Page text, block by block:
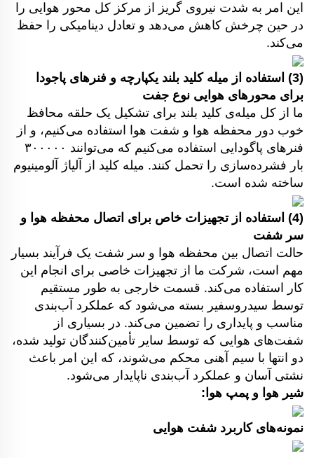
این امر به شدت نیروی گریز از مرکز کل محور هوایی را
در حین چرخش کاهش می‌دهد و تعادل دینامیکی را حفظ
می‌کند.
(3) استفاده از میله کلید بلند یکپارچه و فنرهای پاجودا
برای محورهای هوایی نوع جفت
ما از کل میله‌ی کلید بلند برای تشکیل یک حلقه محافظ
خوب دور محفظه هوا و شفت هوا استفاده می‌کنیم، و از
فنرهای پاگودایی استفاده می‌کنیم که می‌توانند ۳۰۰۰۰۰
بار فشرده‌سازی را تحمل کنند. میله کلید از آلیاژ آلومینیوم
ساخته شده است.
(4) استفاده از تجهیزات خاص برای اتصال محفظه هوا و
سر شفت
حالت اتصال بین محفظه هوا و سر شفت یک فرآیند بسیار
مهم است، شرکت ما از تجهیزات خاصی برای انجام این
کار استفاده می‌کند. قسمت خارجی به طور مستقیم
توسط سیدروسفیر بسته می‌شود که عملکرد آب‌بندی
مناسب و پایداری را تضمین می‌کند. در بسیاری از
شفت‌های هوایی که توسط سایر تأمین‌کنندگان تولید شده،
دو انتها با سیم آهنی محکم می‌شوند، که این امر باعث
نشتی آسان و عملکرد آب‌بندی ناپایدار می‌شود.
شیر هوا و پمپ هوا:
نمونه‌های کاربرد شفت هوایی